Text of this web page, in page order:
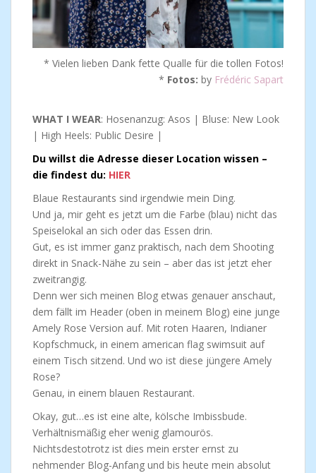
* Vielen lieben Dank fette Qualle für die tollen Fotos!
* Fotos: by Frédéric Sapart
WHAT I WEAR: Hosenanzug: Asos | Bluse: New Look
| High Heels: Public Desire |
Du willst die Adresse dieser Location wissen –
die findest du: HIER
Blaue Restaurants sind irgendwie mein Ding.
Und ja, mir geht es jetzt um die Farbe (blau) nicht das
Speiselokal an sich oder das Essen drin.
Gut, es ist immer ganz praktisch, nach dem Shooting
direkt in Snack-Nähe zu sein – aber das ist jetzt eher
zweitrangig.
Denn wer sich meinen Blog etwas genauer anschaut,
dem fällt im Header (oben in meinem Blog) eine junge
Amely Rose Version auf. Mit roten Haaren, Indianer
Kopfschmuck, in einem american flag swimsuit auf
einem Tisch sitzend. Und wo ist diese jüngere Amely
Rose?
Genau, in einem blauen Restaurant.
Okay, gut…es ist eine alte, kölsche Imbissbude.
Verhältnismäßig eher wenig glamourös.
Nichtsdestotrotz ist dies mein erster ernst zu
nehmender Blog-Anfang und bis heute mein absolut